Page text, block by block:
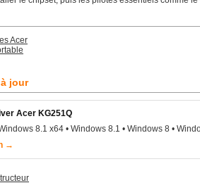
Acer
jour
Acer KG251Q
8.1 x64 • Windows 8.1 • Windows 8 •
→